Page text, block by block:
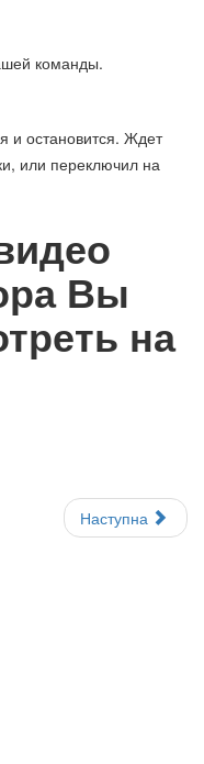
команды.
и остановится. Ждет
или переключил на
Вы
на
Наступна